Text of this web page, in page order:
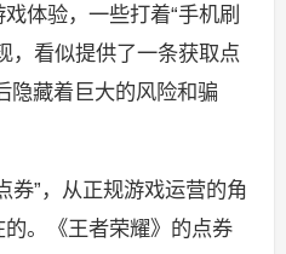
体验，一些打着“手机刷
，看似提供了一条获取点
隐藏着巨大的风险和骗
券”，从正规游戏运营的角
。《王者荣耀》的点券